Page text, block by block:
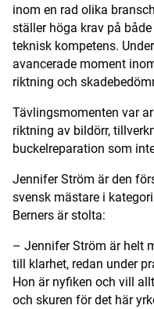
inom en rad olika
ställer höga krav på
teknisk kompetens.
avancerade moment
riktning och
Tävlingsmomenten var
riktning av bildörr,
buckelreparation som
Jennifer Ström är den
svensk mästare i
Berners är stolta:
– Jennifer Ström är helt
till klarhet, redan under
Hon är nyfiken och vill
och skuren för det här